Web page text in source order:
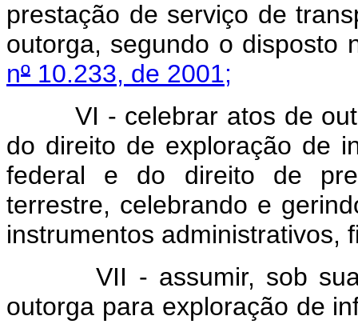
prestação de serviço de
outorga, segundo o
nº 10.233, de 2001;
VI - celebrar atos de
do direito de exploração de
federal e do direito de
terrestre, celebrando e
instrumentos administrativos,
VII - assumir, sob sua
outorga para exploração de